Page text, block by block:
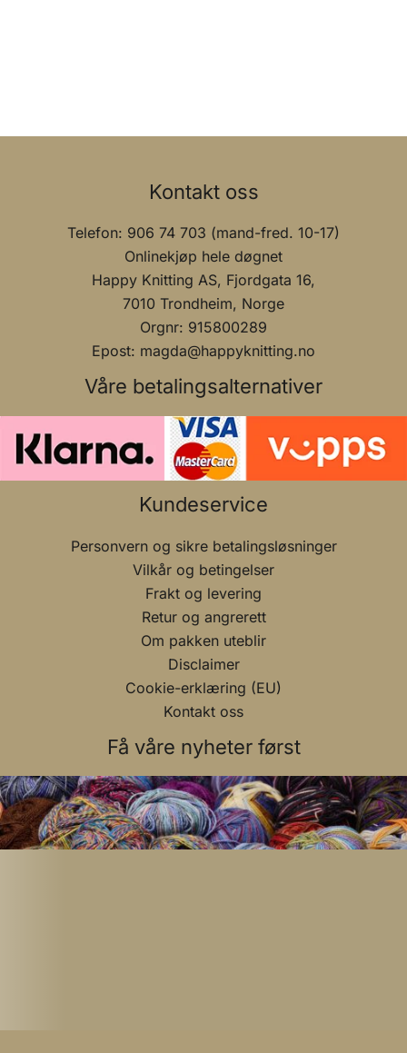
Kontakt oss
Telefon: 906 74 703 (mand-fred. 10-17)
Onlinekjøp hele døgnet
Happy Knitting AS, Fjordgata 16,
7010 Trondheim, Norge
Orgnr: 915800289
Epost: magda@happyknitting.no
Våre betalingsalternativer
Kundeservice
Personvern og sikre betalingsløsninger
Vilkår og betingelser
Frakt og levering
Retur og angrerett
Om pakken uteblir
Disclaimer
Cookie-erklæring (EU)
Kontakt oss
Få våre nyheter først